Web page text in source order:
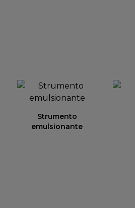
Strumento
emulsionante